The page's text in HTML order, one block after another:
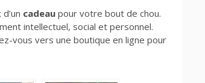
cadeau pour votre bout de chou.
intellectuel, social et personnel.
vous vers une boutique en ligne pour